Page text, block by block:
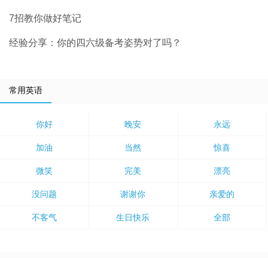
7招教你做好笔记
经验分享：你的四六级备考姿势对了吗？
常用英语
你好 晚安 永远
加油 当然 惊喜
微笑 完美 漂亮
没问题 谢谢你 亲爱的
不客气 生日快乐 全部